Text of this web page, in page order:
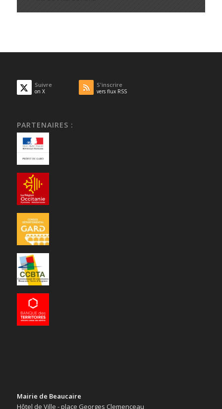
Suivre
on X
S'inscrire
vers flux RSS
PARTENAIRES :
Mairie de Beaucaire
Hôtel de Ville - place Georges Clemenceau